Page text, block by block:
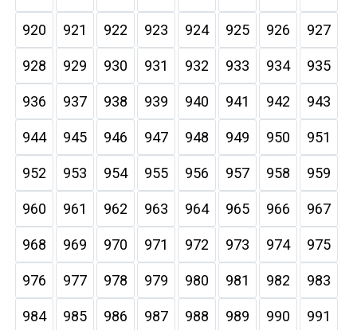
920 921 922 923 924 925 926 927
928 929 930 931 932 933 934 935
936 937 938 939 940 941 942 943
944 945 946 947 948 949 950 951
952 953 954 955 956 957 958 959
960 961 962 963 964 965 966 967
968 969 970 971 972 973 974 975
976 977 978 979 980 981 982 983
984 985 986 987 988 989 990 991